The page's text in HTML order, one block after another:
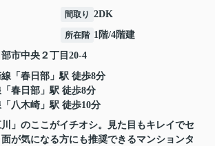
間取り 2DK
所在階 1階/4階建
市中央 ２丁目20-4
「 春日部 」駅 徒歩8分
「 春日部 」駅 徒歩8分
「 八木崎 」駅 徒歩10分
川」のここがイチオシ。見た目もキレイでセ
が気になる方にも推奨できるマンションタ